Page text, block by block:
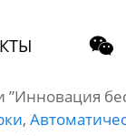

,